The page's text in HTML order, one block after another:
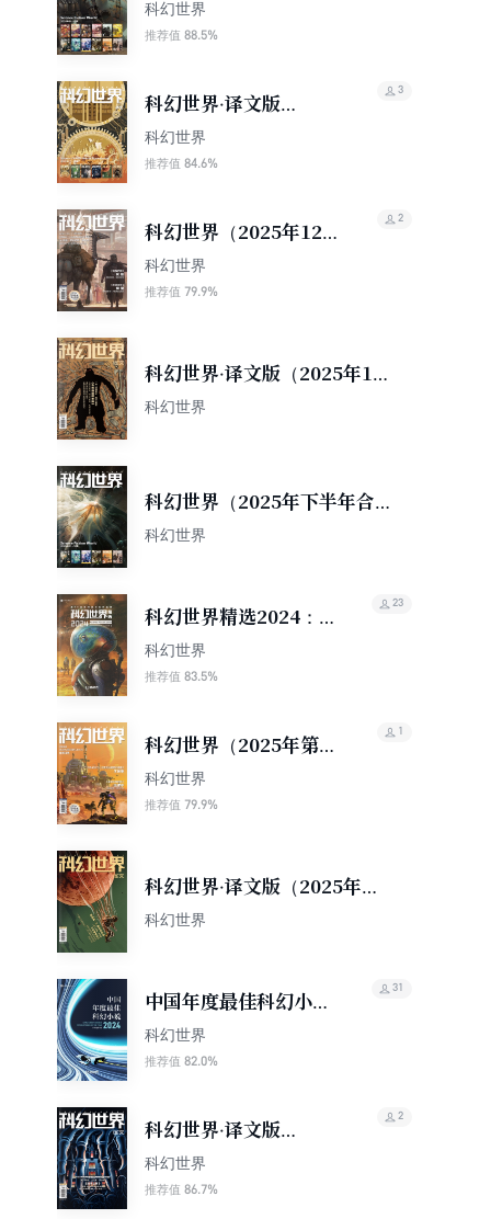
年合集）（套装共12
册）
科幻世界
推荐值 88.5%
科幻世界·译文版
（2025年下半年合集）
（套装共6册）
科幻世界
推荐值 84.6%
3
科幻世界（2025年12
期）
科幻世界
推荐值 79.9%
2
科幻世界·译文版（2025年12
期）
科幻世界
科幻世界（2025年下半年合
集）（套装共6册）
科幻世界
科幻世界精选2024：
第36届银河奖获奖作品
集（科幻世界出品 中国
科幻世界
推荐值 83.5%
23
科幻世界（2025年第11
期）
科幻世界
推荐值 79.9%
1
科幻世界·译文版（2025年第
11期）
科幻世界
中国年度最佳科幻小说
（2024）（科幻世界
出品 中国科幻基石丛
科幻世界
推荐值 82.0%
31
科幻世界·译文版
（2025年第10期）
科幻世界
推荐值 86.7%
2